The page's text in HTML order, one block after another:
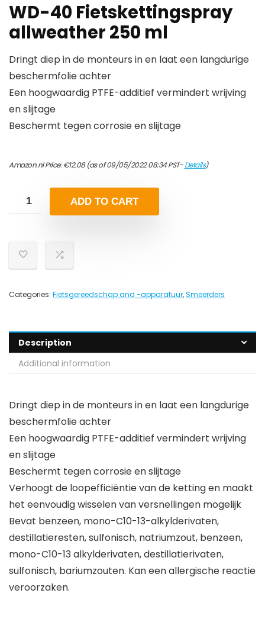
WD-40 Fietskettingspray
allweather 250 ml
Dringt diep in de monteurs in en laat een langdurige
beschermfolie achter
Een hoogwaardig PTFE-additief vermindert wrijving
en slijtage
Beschermt tegen corrosie en slijtage
Amazon.nl Price:€12.08(as of 09/05/2022 08:34 PST-Details)
ADD TO CART
Categories: Fietsgereedschap and -apparatuur,Smeerders
Description
Additional information
Dringt diep in de monteurs in en laat een langdurige
beschermfolie achter
Een hoogwaardig PTFE-additief vermindert wrijving
en slijtage
Beschermt tegen corrosie en slijtage
Verhoogt de loopefficiëntie van de ketting en maakt
het eenvoudig wisselen van versnellingen mogelijk
Bevat benzeen, mono-C10-13-alkylderivaten,
destillatieresten, sulfonisch, natriumzout, benzeen,
mono-C10-13 alkylderivaten, destillatierivaten,
sulfonisch, bariumzouten. Kan een allergische reactie
veroorzaken.